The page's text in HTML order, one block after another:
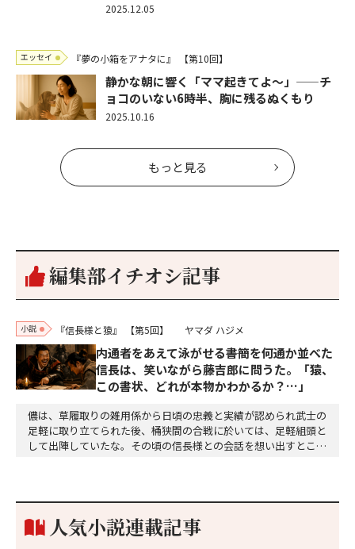
2025.12.05
エッセイ 『夢の小箱をアナタに』 【第10回】
静かな朝に響く「ママ起きてよ〜」——チ
ョコのいない6時半、胸に残るぬくもり
2025.10.16
もっと見る
編集部イチオシ記事
小説 『信長様と猿』 【第5回】 ヤマダ ハジメ
内通者をあえて泳がせる――書簡を何通か並べた
信長は、笑いながら藤吉郎に問うた。「猿、
この書状、どれが本物かわかるか？…」
儂は、草履取りの雑用係から日頃の忠義と実績が認められ武士の
足軽に取り立てられた後、桶狭間の合戦に於いては、足軽組頭と
して出陣していたな。その頃の信長様との会話を想い出すとこん
り。どうして勝てたのか、未だにわかりません。…
人気小説連載記事